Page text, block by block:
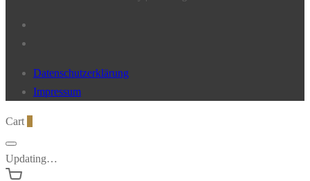
Datenschutzerklärung
Impressum
Cart
Updating…